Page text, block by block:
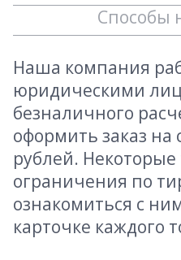
Способы
Наша компания
юридическими
безналичного
оформить заказ на
рублей.
ограничения по
ознакомиться с
карточке каждого